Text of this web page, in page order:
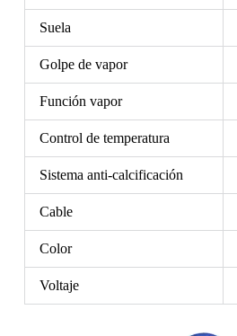
Suela
Golpe de vapor
Función vapor
Control de temperatura
Sistema anti-calcificación
Cable
Color
Voltaje